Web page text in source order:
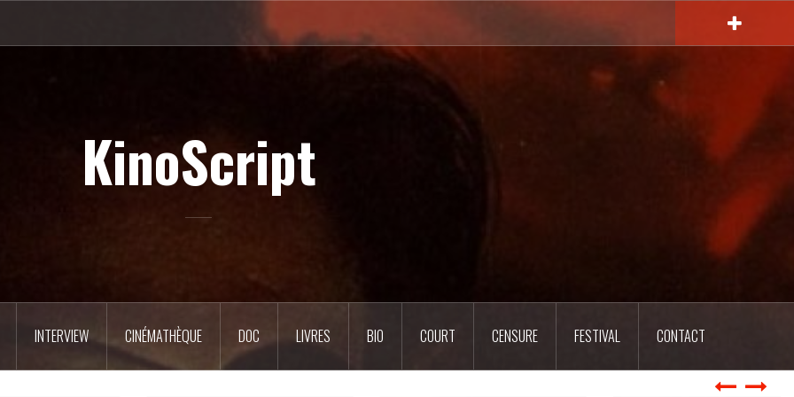
KinoScript
INTERVIEW CINÉMATHÈQUE DOC LIVRES BIO COURT CENSURE FESTIVAL CONTACT